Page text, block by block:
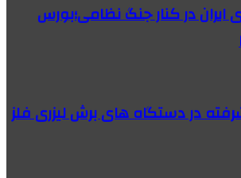
در کنار جنگ نظامی؛بورس
در دستگاه های برش لیزری فلز